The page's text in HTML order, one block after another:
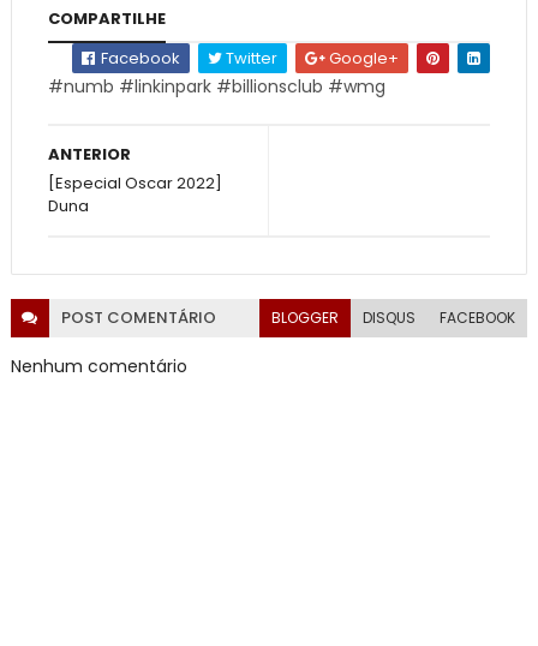
COMPARTILHE
Facebook
Twitter Google+
#numb #linkinpark #billionsclub #wmg
ANTERIOR
[Especial Oscar 2022]
Duna
POST COMENTÁRIO BLOGGER DISQUS FACEBOOK
Nenhum comentário